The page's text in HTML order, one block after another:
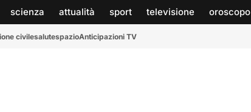
scienza attualità sport televisione oroscopo
civilesalutespazioAnticipazioni TV